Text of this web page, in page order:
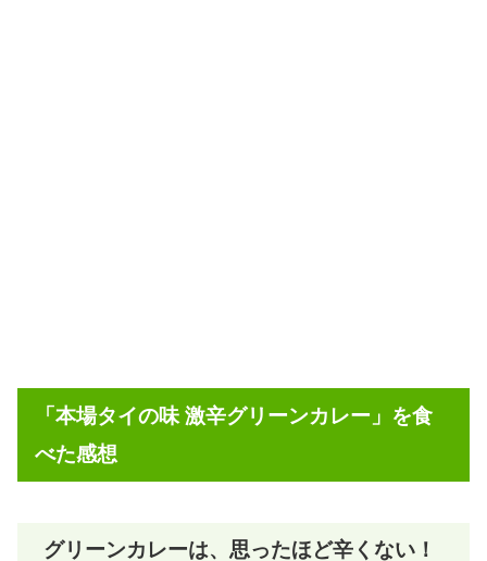
「本場タイの味 激辛グリーンカレー」を食
べた感想
グリーンカレーは、思ったほど辛くない！